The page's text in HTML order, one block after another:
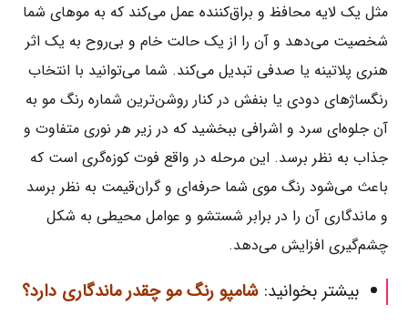
مثل یک لایه محافظ و براق‌کننده عمل می‌کند که به موهای شما
شخصیت می‌دهد و آن را از یک حالت خام و بی‌روح به یک اثر
هنری پلاتینه یا صدفی تبدیل می‌کند. شما می‌توانید با انتخاب
رنگساژهای دودی یا بنفش در کنار روشن‌ترین شماره رنگ مو به
آن جلوه‌ای سرد و اشرافی ببخشید که در زیر هر نوری متفاوت و
جذاب به نظر برسد. این مرحله در واقع فوت کوزه‌گری است که
باعث می‌شود رنگ موی شما حرفه‌ای و گران‌قیمت به نظر برسد
و ماندگاری آن را در برابر شستشو و عوامل محیطی به شکل
چشم‌گیری افزایش می‌دهد.
بیشتر بخوانید:شامپو رنگ مو چقدر ماندگاری دارد؟